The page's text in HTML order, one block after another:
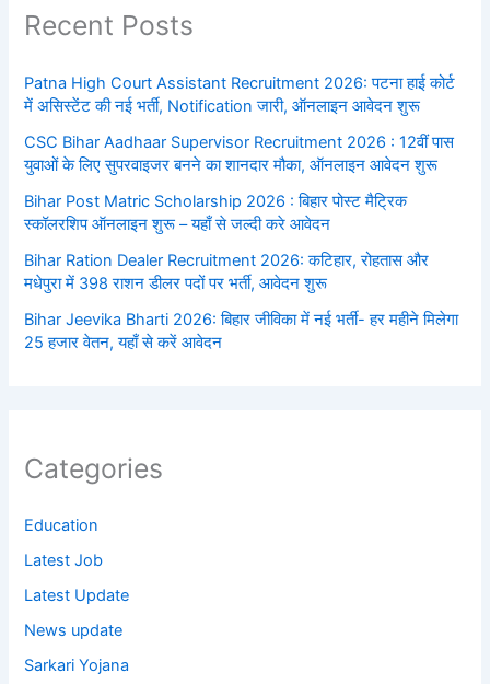
Recent Posts
Patna High Court Assistant Recruitment 2026: पटना हाई कोर्ट
में असिस्टेंट की नई भर्ती, Notification जारी, ऑनलाइन आवेदन शुरू
CSC Bihar Aadhaar Supervisor Recruitment 2026 : 12वीं पास
युवाओं के लिए सुपरवाइजर बनने का शानदार मौका, ऑनलाइन आवेदन शुरू
Bihar Post Matric Scholarship 2026 : बिहार पोस्ट मैट्रिक
स्कॉलरशिप ऑनलाइन शुरू – यहाँ से जल्दी करे आवेदन
Bihar Ration Dealer Recruitment 2026: कटिहार, रोहतास और
मधेपुरा में 398 राशन डीलर पदों पर भर्ती, आवेदन शुरू
Bihar Jeevika Bharti 2026: बिहार जीविका में नई भर्ती- हर महीने मिलेगा
25 हजार वेतन, यहाँ से करें आवेदन
Categories
Education
Latest Job
Latest Update
News update
Sarkari Yojana